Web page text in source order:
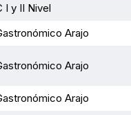
I y II Nivel
Arajo
Arajo
Arajo